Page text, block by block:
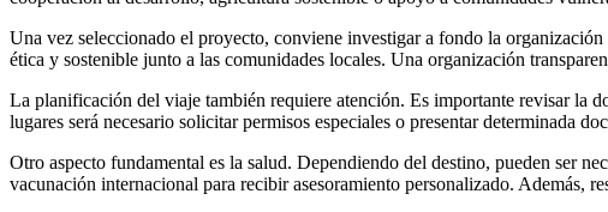
Una vez seleccionado el proyecto, conviene investigar a fondo la
ética y sostenible junto a las comunidades locales. Una organización
La planificación del viaje también requiere atención. Es importante revisar la
lugares será necesario solicitar permisos especiales o presentar determinada
Otro aspecto fundamental es la salud. Dependiendo del destino, pueden ser
vacunación internacional para recibir asesoramiento personalizado. Además,